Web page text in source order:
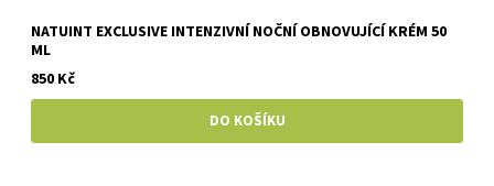
NATUINT EXCLUSIVE INTENZIVNÍ NOČNÍ OBNOVUJÍCÍ KRÉM 50
ML
850 Kč